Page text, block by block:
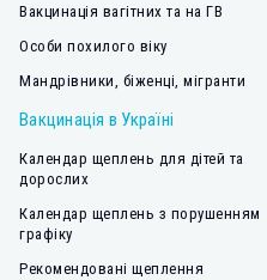
Вакцинація вагітних та на ГВ
Особи похилого віку
Мандрівники, біженці, мігранти
Вакцинація в Україні
Календар щеплень для дітей та
дорослих
Календар щеплень з порушенням
графіку
Рекомендовані щеплення